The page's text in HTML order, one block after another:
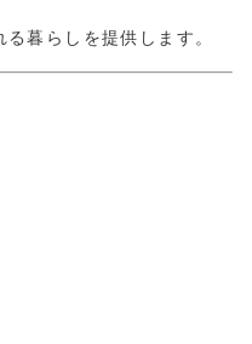
暮らしを提供します。